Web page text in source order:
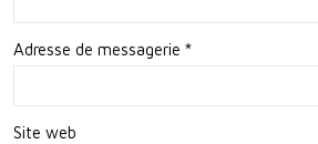
Adresse de messagerie *
Site web